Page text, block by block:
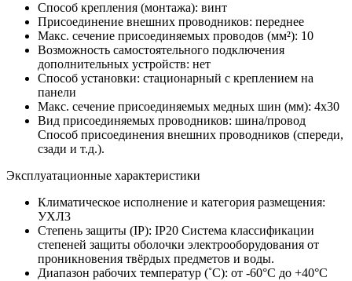
Способ крепления (монтажа): винт
Присоединение внешних проводников: переднее
Макс. сечение присоединяемых проводов (мм²): 10
Возможность самостоятельного подключения
дополнительных устройств: нет
Способ установки: стационарный с креплением на
панели
Макс. сечение присоединяемых медных шин (мм): 4х30
Вид присоединяемых проводников: шина/провод
Способ присоединения внешних проводников (спереди,
сзади и т.д.).
Эксплуатационные характеристики
Климатическое исполнение и категория размещения:
УХЛ3
Степень защиты (IP): IP20 Система классификации
степеней защиты оболочки электрооборудования от
проникновения твёрдых предметов и воды.
Диапазон рабочих температур (˚С): от -60°С до +40°С